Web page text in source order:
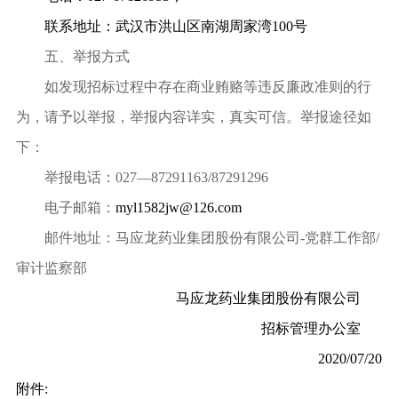
联系地址：武汉市洪山区南湖周家湾100号
五、 举报方式
如发现招标过程中存在商业贿赂等违反廉政准则的行
为，请予以举报，举报内容详实，真实可信。举报途径如
下：
举报电话： 027—87291163/87291296
电子邮箱： myl1582jw@126.com
邮件地址：马应龙药业集团股份有限公司 -党群工作部/
审计监察部
马应龙药业集团股份有限公司
招标管理办公室
2020/07/20
附件: